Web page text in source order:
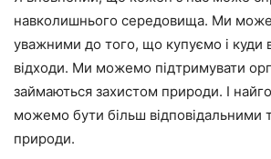
навколишнього середовища. Ми
уважними до того, що купуємо і куди
відходи. Ми можемо підтримувати
займаються захистом природи. І
можемо бути більш
природи.